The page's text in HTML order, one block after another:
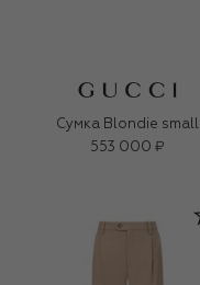
Сумка Blondie small
553 000 ₽